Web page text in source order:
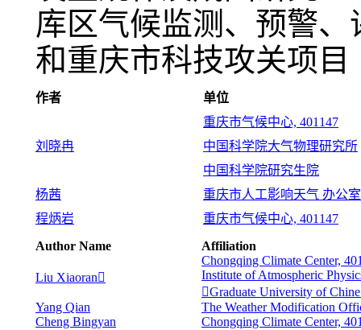
库区气候监测、预警
和重庆市科技攻关项目
作者 单位
刘晓冉
重庆市气候中心, 401147
中国科学院大气物理研究所
中国科学院研究生院
杨茜
重庆市人工影响天气 办公室
程炳岩
重庆市气候中心, 401147
Author Name
Affiliation
Liu Xiaoran
Chongqing Climate Center,
Institute of Atmospheric
Graduate University of
Yang Qian
The Weather Modification
Cheng Bingyan
Chongqing Climate Center,